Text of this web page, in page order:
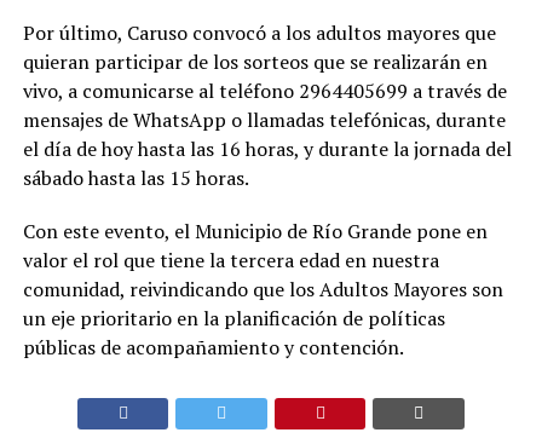
Por último, Caruso convocó a los adultos mayores que
quieran participar de los sorteos que se realizarán en
vivo, a comunicarse al teléfono 2964405699 a través de
mensajes de WhatsApp o llamadas telefónicas, durante
el día de hoy hasta las 16 horas, y durante la jornada del
sábado hasta las 15 horas.
Con este evento, el Municipio de Río Grande pone en
valor el rol que tiene la tercera edad en nuestra
comunidad, reivindicando que los Adultos Mayores son
un eje prioritario en la planificación de políticas
públicas de acompañamiento y contención.